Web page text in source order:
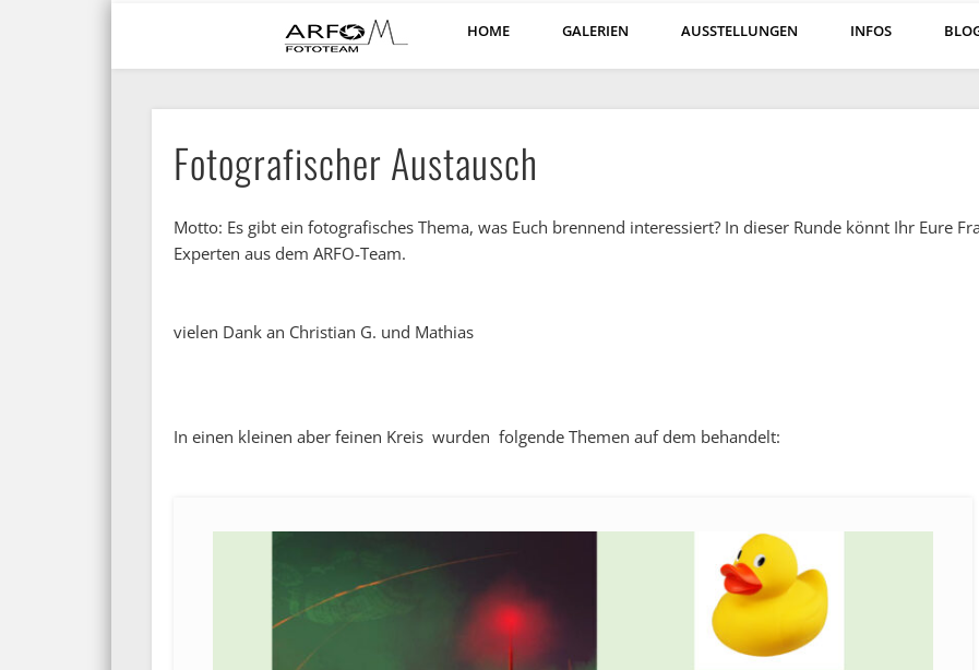
ARFO-Fotoclub in Köln
HOME GALERIEN AUSSTELLUNGEN INFOS
Fotografischer Austausch
Motto: Es gibt ein fotografisches Thema, was Euch brennend interessiert? In dieser Runde könnt Ihr Eure
Experten aus dem ARFO-Team.
vielen Dank an Christian G. und Mathias
In einen kleinen aber feinen Kreis wurden folgende Themen auf dem behandelt: